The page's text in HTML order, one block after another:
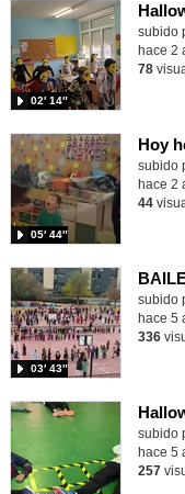
subido
02′ 14″
hace 2
78
subido
05′ 44″
hace 2
44
subido
03′ 43″
hace 5
336
subido
hace 5
257